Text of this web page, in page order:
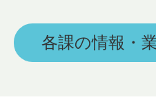
各課の情報・